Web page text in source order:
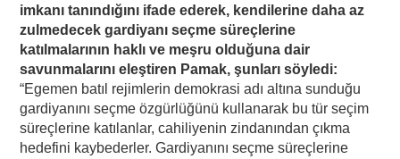
imkanı tanındığını ifade ederek, kendilerine daha az
zulmedecek gardiyanı seçme süreçlerine
katılmalarının haklı ve meşru olduğuna dair
savunmalarını eleştiren Pamak, şunları söyledi:
“Egemen batıl rejimlerin demokrasi adı altına sunduğu
gardiyanını seçme özgürlüğünü kullanarak bu tür seçim
süreçlerine katılanlar, cahiliyenin zindanından çıkma
hedefini kaybederler. Gardiyanını seçme süreçlerine